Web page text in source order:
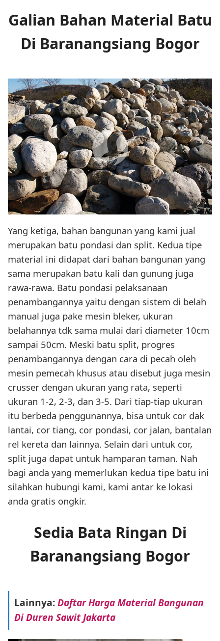
Galian Bahan Material Batu
Di Baranangsiang Bogor
Yang ketiga, bahan bangunan yang kami jual
merupakan batu pondasi dan split. Kedua tipe
material ini didapat dari bahan bangunan yang
sama merupakan batu kali dan gunung juga
rawa-rawa. Batu pondasi pelaksanaan
penambangannya yaitu dengan sistem di belah
manual juga pake mesin bleker, ukuran
belahannya tdk sama mulai dari diameter 10cm
sampai 50cm. Meski batu split, progres
penambangannya dengan cara di pecah oleh
mesin pemecah khusus atau disebut juga mesin
crusser dengan ukuran yang rata, seperti
ukuran 1-2, 2-3, dan 3-5. Dari tiap-tiap ukuran
itu berbeda penggunannya, bisa untuk cor dak
lantai, cor tiang, cor pondasi, cor jalan, bantalan
rel kereta dan lainnya. Selain dari untuk cor,
split juga dapat untuk hamparan taman. Nah
bagi anda yang memerlukan kedua tipe batu ini
silahkan hubungi kami, kami antar ke lokasi
anda gratis ongkir.
Sedia Bata Ringan Di
Baranangsiang Bogor
Lainnya:Daftar Harga Material Bangunan
Di Duren Sawit Jakarta